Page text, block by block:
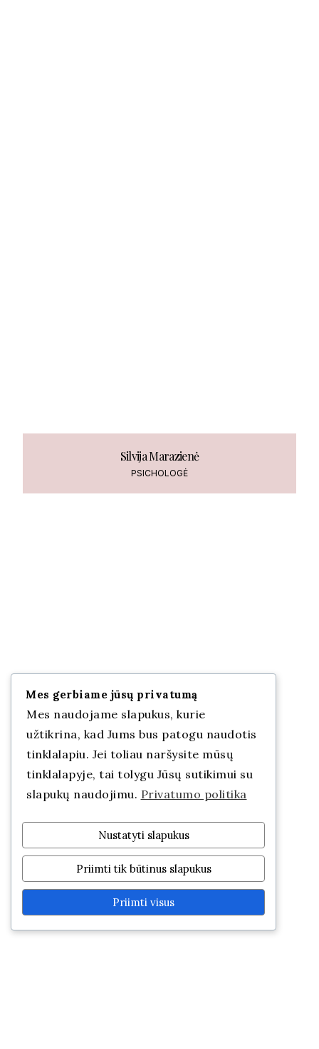
Silvija Marazienė
PSICHOLOGĖ
Mes gerbiame jūsų privatumą
Mes naudojame slapukus, kurie
užtikrina, kad Jums bus patogu naudotis
tinklalapiu. Jei toliau naršysite mūsų
tinklalapyje, tai tolygu Jūsų sutikimui su
slapukų naudojimu. Privatumo politika
Nustatyti slapukus
Priimti tik būtinus slapukus
Priimti visus